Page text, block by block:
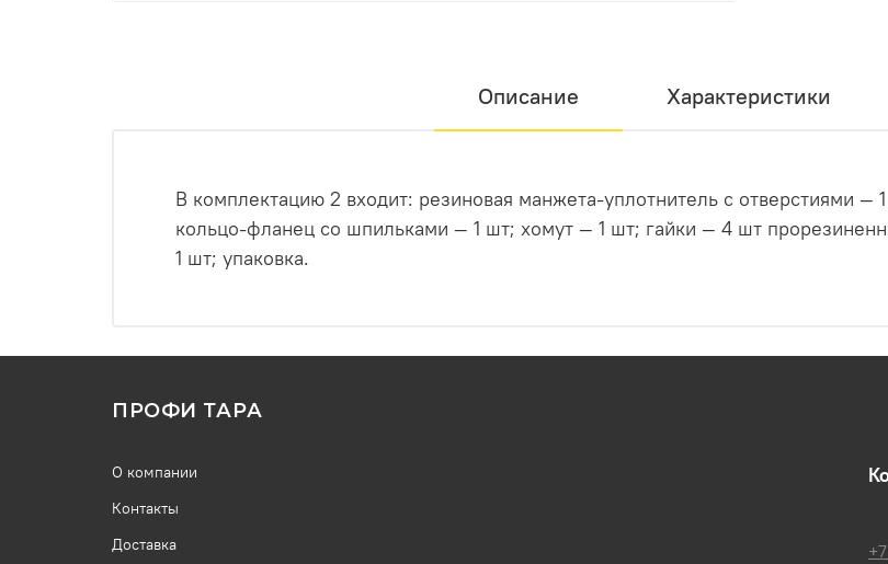
Описание Характеристики
В комплектацию 2 входит: резиновая манжета-уплотнитель с отверстиями — 1 шт; кольцо-
кольцо-фланец со шпильками — 1 шт; хомут — 1 шт; гайки — 4 шт прорезиненные шайбы — 4 шт; инструкция по монтажу —
1 шт; упаковка.
ПРОФИ ТАРА
О компании
Контакты
Доставка